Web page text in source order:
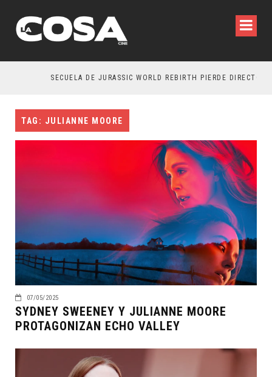
SECUELA DE JURASSIC WORLD REBIRTH PIERDE DIRECTOR
TAG: JULIANNE MOORE
07/05/2025
SYDNEY SWEENEY Y JULIANNE MOORE
PROTAGONIZAN ECHO VALLEY